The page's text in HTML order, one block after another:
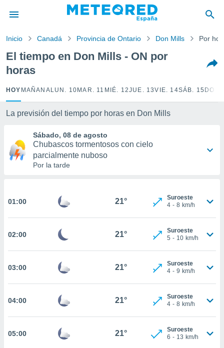
por
para
la
calidad.
a este
las
y
forma
permite
seguir
coste.
a la
todas
nuestros
CONFIGURACIÓN
Inicio Canadá Provincia de Ontario Don Mills Por
El tiempo en Don Mills - ON por
horas
HOY MAÑANA LUN. 10 MAR. 11 MIÉ. 12JUE. 13VIE. 14SÁB. 15
La previsión del tiempo por horas en Don Mills
Sábado, 08 de agosto
Chubascos tormentosos con cielo
parcialmente nuboso
Por la tarde
01:00 21°
Suroeste
4 - 8 km/h
02:00 21°
Suroeste
5 - 10 km/h
03:00 21°
Suroeste
4 - 9 km/h
04:00 21°
Suroeste
4 - 8 km/h
05:00 21°
Suroeste
6 - 13 km/h